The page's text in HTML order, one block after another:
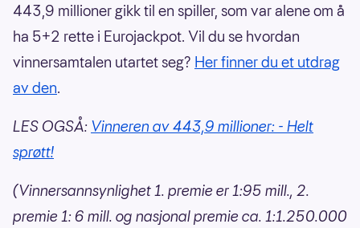
443,9 millioner gikk til en spiller, som var alene om å
ha 5+2 rette i Eurojackpot. Vil du se hvordan
vinnersamtalen utartet seg? Her finner du et utdrag
av den.
LES OGSÅ: Vinneren av 443,9 millioner: - Helt
sprøtt!
(Vinnersannsynlighet 1. premie er 1:95 mill., 2.
premie 1: 6 mill. og nasjonal premie ca. 1:1.250.000